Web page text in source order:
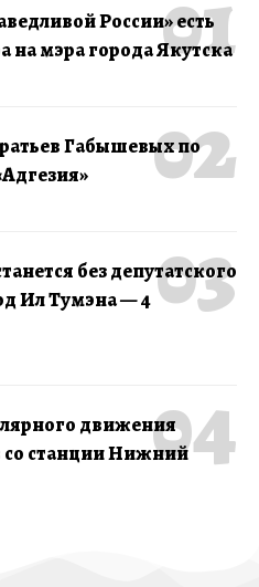
России» есть
на мэра города Якутска
Габышевых по
без депутатского
Ил Тумэна — 4
движения
со станции Нижний